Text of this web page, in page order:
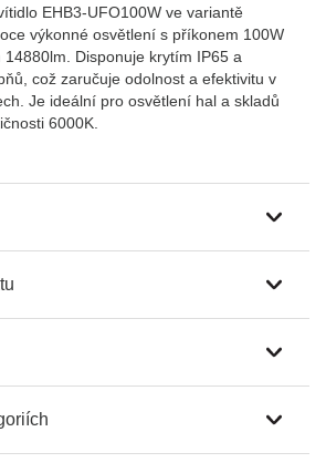
EHB3-UFO100W ve variantě
výkonné osvětlení s příkonem 100W
Disponuje krytím IP65 a
což zaručuje odolnost a efektivitu v
Je ideální pro osvětlení hal a skladů
6000K.